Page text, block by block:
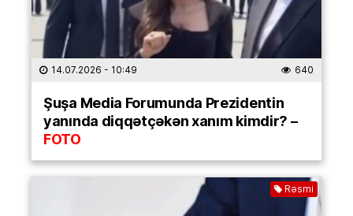
14.07.2026 - 10:49 640
Şuşa Media Forumunda Prezidentin
yanında diqqətçəkən xanım kimdir? –
FOTO
Rəsmi